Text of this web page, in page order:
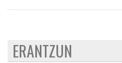
ERANTZUN